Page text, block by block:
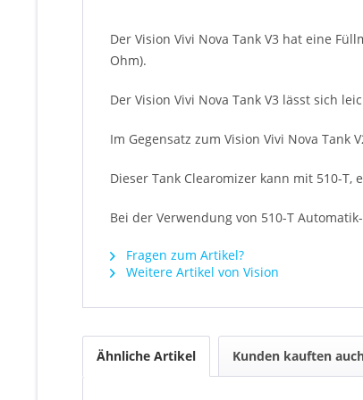
Der Vision Vivi Nova Tank V3 hat eine
Ohm).
Der Vision Vivi Nova Tank V3 lässt sich
Im Gegensatz zum Vision Vivi Nova Tank
Dieser Tank Clearomizer kann mit 510-T,
Bei der Verwendung von 510-T
Fragen zum Artikel?
Weitere Artikel von Vision
Ähnliche Artikel Kunden kauften